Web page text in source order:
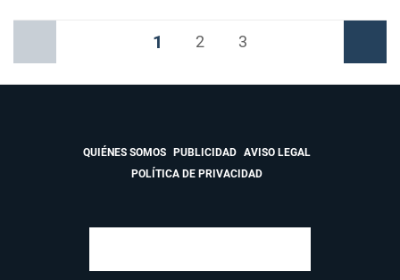
1 2 3
QUIÉNES SOMOS PUBLICIDAD
AVISO LEGAL
POLÍTICA DE PRIVACIDAD